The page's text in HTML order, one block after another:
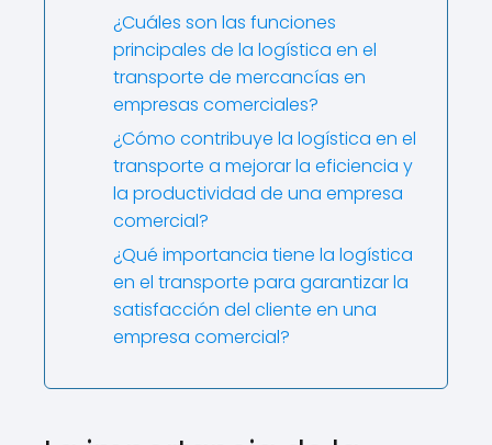
¿Cuáles son las funciones
principales de la logística en el
transporte de mercancías en
empresas comerciales?
¿Cómo contribuye la logística en el
transporte a mejorar la eficiencia y
la productividad de una empresa
comercial?
¿Qué importancia tiene la logística
en el transporte para garantizar la
satisfacción del cliente en una
empresa comercial?